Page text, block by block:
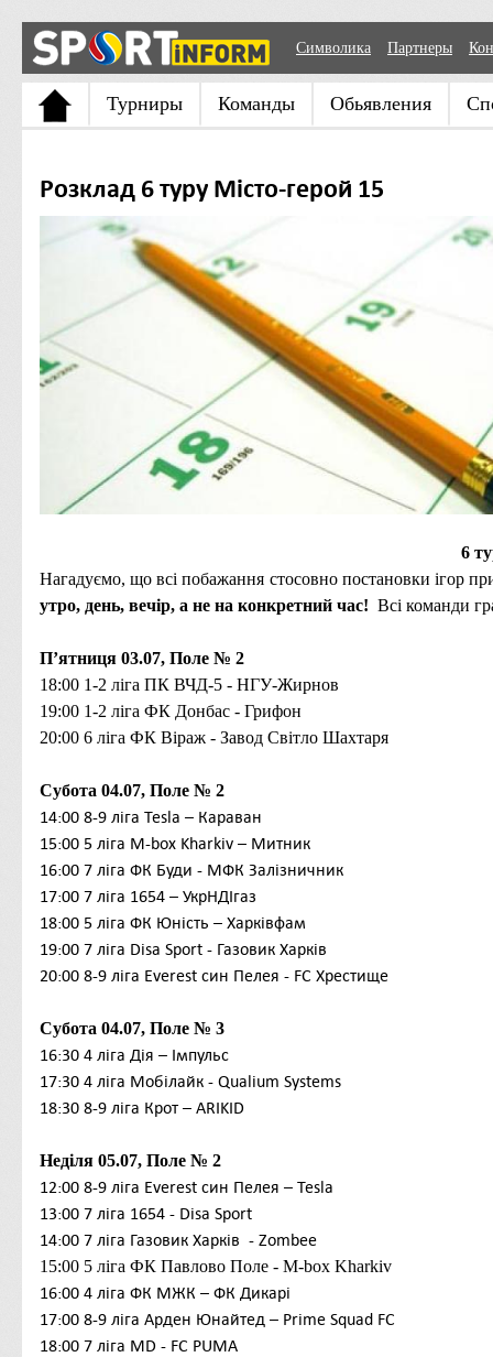
Символика Партнеры
Турниры Команды Обьявления
Розклад 6 туру Місто-герой 15
6
Нагадуємо, що всі побажання стосовно постановки ігор
утро, день, вечір, а не на конкретний час! Всі команди
П’ятниця 03.07, Поле № 2
18:00 1-2 ліга ПК ВЧД-5 - НГУ-Жирнов
19:00 1-2 ліга ФК Донбас - Грифон
20:00 6 ліга ФК Віраж - Завод Світло Шахтаря
Субота 04.07, Поле № 2
14:00 8-9 ліга Tesla – Караван
15:00 5 ліга M-box Kharkiv – Митник
16:00 7 ліга ФК Буди - МФК Залізничник
17:00 7 ліга 1654 – УкрНДІгаз
18:00 5 ліга ФК Юність – Харківфам
19:00 7 ліга Disa Sport - Газовик Харків
20:00 8-9 ліга Everest син Пелея - FC Хрестище
Субота 04.07, Поле № 3
16:30 4 ліга Дія – Імпульс
17:30 4 ліга Мобілайк - Qualium Systems
18:30 8-9 ліга Крот – ARIKID
Неділя 05.07, Поле № 2
12:00 8-9 ліга Everest син Пелея – Tesla
13:00 7 ліга 1654 - Disa Sport
14:00 7 ліга Газовик Харків - Zombee
15:00 5 ліга ФК Павлово Поле - M-box Kharkiv
16:00 4 ліга ФК МЖК – ФК Дикарі
17:00 8-9 ліга Арден Юнайтед – Prime Squad FC
18:00 7 ліга MD - FC PUMA